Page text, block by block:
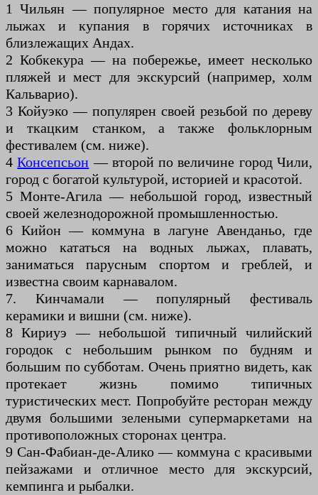
1 Чильян — популярное место для катания на
лыжах и купания в горячих источниках в
близлежащих Андах.
2 Кобкекура — на побережье, имеет несколько
пляжей и мест для экскурсий (например, холм
Кальварио).
3 Койуэко — популярен своей резьбой по дереву
и ткацким станком, а также фольклорным
фестивалем (см. ниже).
4Консепсьон — второй по величине город Чили,
город с богатой культурой, историей и красотой.
5 Монте-Агила — небольшой город, известный
своей железнодорожной промышленностью.
6 Кийон — коммуна в лагуне Авенданьо, где
можно кататься на водных лыжах, плавать,
заниматься парусным спортом и греблей, и
известна своим карнавалом.
7. Кинчамали — популярный фестиваль
керамики и вишни (см. ниже).
8 Кириуэ — небольшой типичный чилийский
городок с небольшим рынком по будням и
большим по субботам. Очень приятно видеть, как
протекает жизнь помимо типичных
туристических мест. Попробуйте ресторан между
двумя большими зелеными супермаркетами на
противоположных сторонах центра.
9 Сан-Фабиан-де-Алико — коммуна с красивыми
пейзажами и отличное место для экскурсий,
кемпинга и рыбалки.